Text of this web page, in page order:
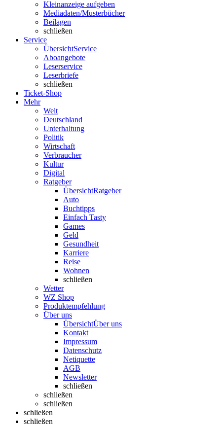
Kleinanzeige aufgeben
Mediadaten/Musterbücher
Beilagen
schließen
Service
ÜbersichtService
Aboangebote
Leserservice
Leserbriefe
schließen
Ticket-Shop
Mehr
Welt
Deutschland
Unterhaltung
Politik
Wirtschaft
Verbraucher
Kultur
Digital
Ratgeber
ÜbersichtRatgeber
Auto
Buchtipps
Einfach Tasty
Games
Geld
Gesundheit
Karriere
Reise
Wohnen
schließen
Wetter
WZ Shop
Produktempfehlung
Über uns
ÜbersichtÜber uns
Kontakt
Impressum
Datenschutz
Netiquette
AGB
Newsletter
schließen
schließen
schließen
schließen
schließen